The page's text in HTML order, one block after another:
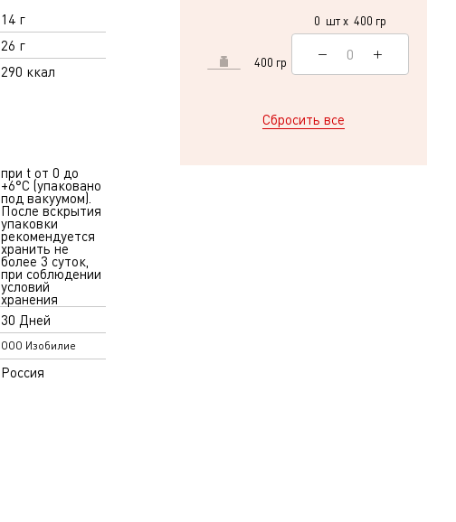
14 г
26 г
290 ккал
при t от 0 до
+6°С (упаковано
под вакуумом).
После вскрытия
упаковки
рекомендуется
хранить не
более 3 суток,
при соблюдении
условий
хранения
30 Дней
ООО Изобилие
Россия
400 гр
0 шт x 400 гр
0
Сбросить все